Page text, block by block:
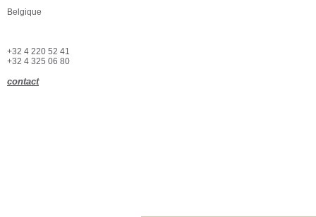
Belgique
+32 4 220 52 41
+32 4 325 06 80
contact